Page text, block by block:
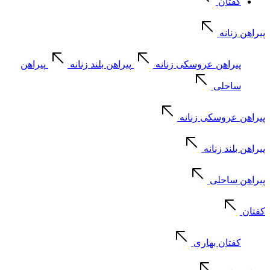
پیراهن زنانه
پیراهن عروسکی زنانه پیراهن بلند زنانه پیراهن
ساحلی
پیراهن عروسکی زنانه
پیراهن بلند زنانه
پیراهن ساحلی
کفتان
کفتان بهاری